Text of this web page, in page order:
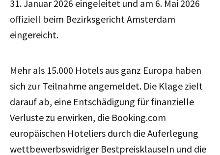
31. Januar 2026 eingeleitet und am 6. Mai 2026
offiziell beim Bezirksgericht Amsterdam
eingereicht.
Mehr als 15.000 Hotels aus ganz Europa haben
sich zur Teilnahme angemeldet. Die Klage zielt
darauf ab, eine Entschädigung für finanzielle
Verluste zu erwirken, die Booking.com
europäischen Hoteliers durch die Auferlegung
wettbewerbswidriger Bestpreisklauseln und die